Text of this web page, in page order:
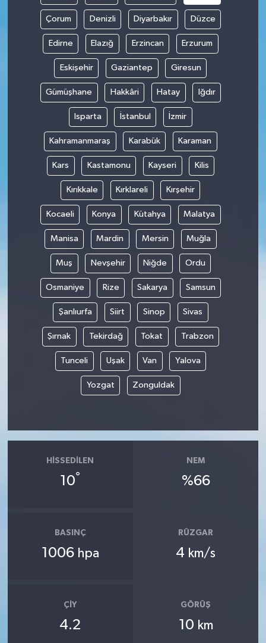
Çorum Denizli Diyarbakır Düzce
Edirne Elazığ Erzincan Erzurum
Eskişehir Gaziantep Giresun
Gümüşhane Hakkâri Hatay Iğdır
Isparta İstanbul İzmir
Kahramanmaraş Karabük Karaman
Kars Kastamonu Kayseri Kilis
Kırıkkale Kırklareli Kırşehir
Kocaeli Konya Kütahya Malatya
Manisa Mardin Mersin Muğla
Muş Nevşehir Niğde Ordu
Osmaniye Rize Sakarya Samsun
Şanlıurfa Siirt Sinop Sivas
Şırnak Tekirdağ Tokat Trabzon
Tunceli Uşak Van Yalova
Yozgat Zonguldak
HISSEDILEN
10°
NEM
%66
BASINÇ
1006 hpa
RÜZGAR
4 km/s
ÇIY
4.2
GÖRÜŞ
10 km